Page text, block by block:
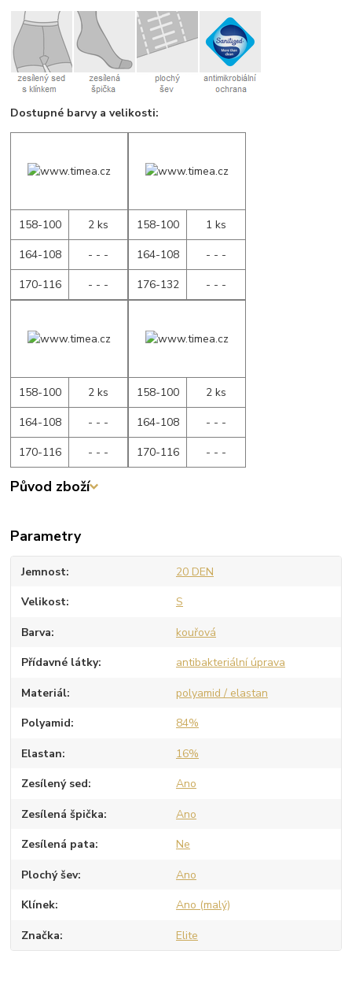
Dostupné barvy a velikosti:
158-100
2 ks
164-108
- - -
170-116
- - -
158-100
1 ks
164-108
- - -
176-132
- - -
158-100
2 ks
164-108
- - -
170-116
- - -
158-100
2 ks
164-108
- - -
170-116
- - -
Původ zboží
Parametry
Jemnost 20 DEN
Velikost S
Barva kouřová
Přídavné látky antibakteriální úprava
Materiál polyamid / elastan
Polyamid 84%
Elastan 16%
Zesílený sed Ano
Zesílená špička Ano
Zesílená pata Ne
Plochý šev Ano
Klínek Ano (malý)
Značka Elite